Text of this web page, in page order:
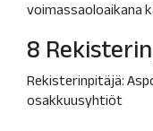
voimassaoloaikana
8
Rekisterinpitäjä:
osakkuusyhtiöt